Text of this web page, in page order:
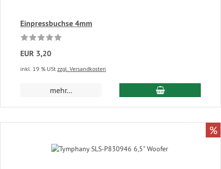
Einpressbuchse 4mm
EUR 3,20
inkl. 19 % USt zzgl. Versandkosten
mehr... In den
%